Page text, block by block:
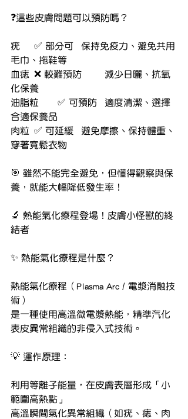
❓這些皮膚問題可以預防嗎？
疣	✅ 部分可	保持免疫力、避免共用
毛巾、拖鞋等
血痣	❌ 較難預防	減少日曬、抗氧
化保養
油脂粒	✅ 可預防	適度清潔、選擇
合適保養品
肉粒	✅ 可延緩	避免摩擦、保持體重、
穿著寬鬆衣物
🎯 雖然不能完全避免，但懂得觀察與保
養，就能大幅降低發生率！
🔬 熱能氣化療程登場！皮膚小怪獸的終
結者
✨ 熱能氣化療程是什麼？
熱能氣化療程（Plasma Arc / 電漿消融技
術）
是一種使用高溫微電漿熱能，精準汽化
表皮異常組織的非侵入式技術。
💡 運作原理：
利用等離子能量，在皮膚表層形成「小
範圍高熱點」
高溫瞬間氣化異常組織（如疣、痣、肉